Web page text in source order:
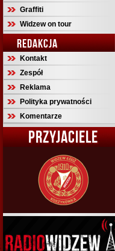
Graffiti
Widzew on tour
REDAKCJA
Kontakt
Zespół
Reklama
Polityka prywatności
Komentarze
PRZYJACIELE